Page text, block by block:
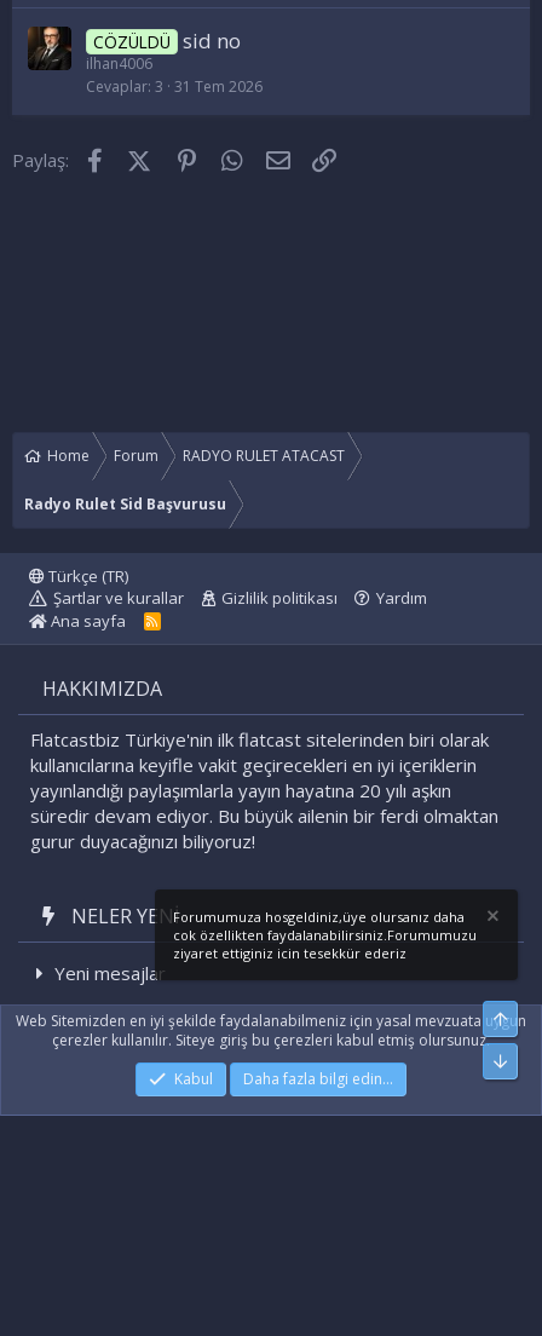
CÖZÜLDÜ sid no
ilhan4006
Cevaplar 3 31 Tem 2026
Paylaş: FacebookX (Twitter)PinterestWhatsApp
E-posta
Home Forum RADYO RULET ATACAST
Radyo Rulet Sid Başvurusu
Türkçe (TR)
Şartlar ve kurallar
Gizlilik politikası
Yardım
Ana sayfa
R
HAKKIMIZDA
Flatcastbiz Türkiye'nin ilk flatcast sitelerinden biri olarak
kullanıcılarına keyifle vakit geçirecekleri en iyi içeriklerin
yayınlandığı paylaşımlarla yayın hayatına 20 yılı aşkın
süredir devam ediyor. Bu büyük ailenin bir ferdi olmaktan
gurur duyacağınızı biliyoruz!
NELER YENI
Yeni mesajlar
Son etkinlikler
© by ©XenTR Xenforo Theme© by ©XenTR
Forumumuza hosgeldiniz,üye olursanız daha
cok özellikten faydalanabilirsiniz.Forumumuzu
ziyaret ettiginiz icin tesekkür ederiz
Web Sitemizden en iyi şekilde faydalanabilmeniz için yasal mevzuata uygun
çerezler kullanılır. Siteye giriş bu çerezleri kabul etmiş olursunuz.
Kabul
Daha fazla bilgi edin…
Üst
Alt